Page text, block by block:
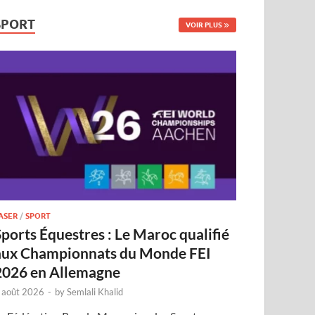
VOIR PLUS
/SPORT
Équestres : Le Maroc qualifié
Championnats du Monde FEI
en Allemagne
2026 - bySemlali Khalid